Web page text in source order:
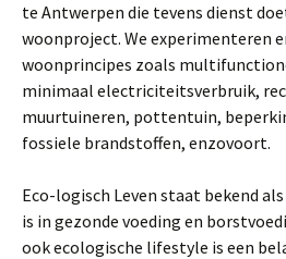
te Antwerpen die tevens dienst
woonproject. We experimenteren
woonprincipes zoals
minimaal electriciteitsverbruik,
muurtuineren, pottentuin,
fossiele brandstoffen, enzovoort.
Eco-logisch Leven staat bekend
is in gezonde voeding en
ook ecologische lifestyle is een